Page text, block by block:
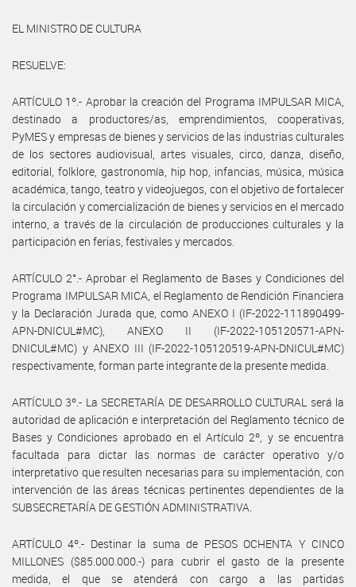
EL MINISTRO DE CULTURA
RESUELVE:
ARTÍCULO 1º.- Aprobar la creación del Programa IMPULSAR MICA,
destinado a productores/as, emprendimientos, cooperativas,
PyMES y empresas de bienes y servicios de las industrias culturales
de los sectores audiovisual, artes visuales, circo, danza, diseño,
editorial, folklore, gastronomía, hip hop, infancias, música, música
académica, tango, teatro y videojuegos, con el objetivo de fortalecer
la circulación y comercialización de bienes y servicios en el mercado
interno, a través de la circulación de producciones culturales y la
participación en ferias, festivales y mercados.
ARTÍCULO 2°.- Aprobar el Reglamento de Bases y Condiciones del
Programa IMPULSAR MICA, el Reglamento de Rendición Financiera
y la Declaración Jurada que, como ANEXO I (IF-2022-111890499-
APN-DNICUL#MC), ANEXO II (IF-2022-105120571-APN-
DNICUL#MC) y ANEXO III (IF-2022-105120519-APN-DNICUL#MC)
respectivamente, forman parte integrante de la presente medida.
ARTÍCULO 3º.- La SECRETARÍA DE DESARROLLO CULTURAL será la
autoridad de aplicación e interpretación del Reglamento técnico de
Bases y Condiciones aprobado en el Artículo 2º, y se encuentra
facultada para dictar las normas de carácter operativo y/o
interpretativo que resulten necesarias para su implementación, con
intervención de las áreas técnicas pertinentes dependientes de la
SUBSECRETARÍA DE GESTIÓN ADMINISTRATIVA.
ARTÍCULO 4º.- Destinar la suma de PESOS OCHENTA Y CINCO
MILLONES ($85.000.000.-) para cubrir el gasto de la presente
medida, el que se atenderá con cargo a las partidas